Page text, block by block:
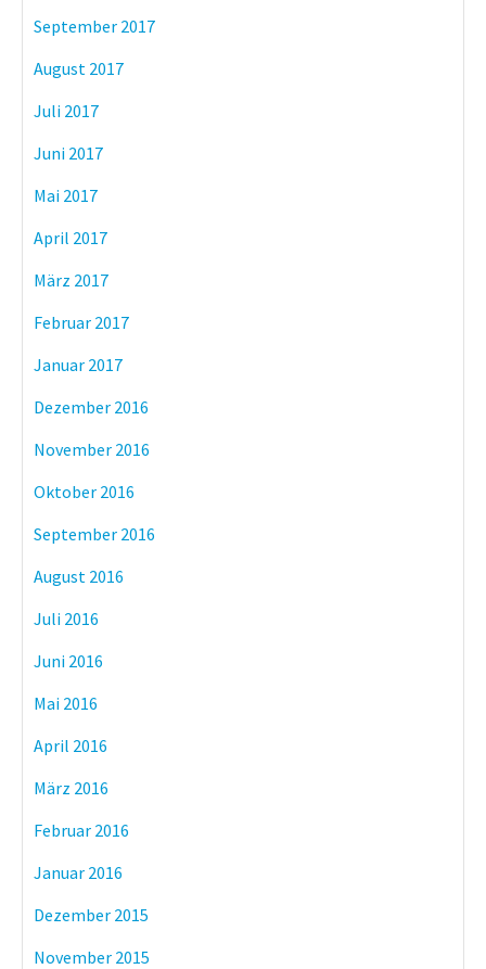
September 2017
August 2017
Juli 2017
Juni 2017
Mai 2017
April 2017
März 2017
Februar 2017
Januar 2017
Dezember 2016
November 2016
Oktober 2016
September 2016
August 2016
Juli 2016
Juni 2016
Mai 2016
April 2016
März 2016
Februar 2016
Januar 2016
Dezember 2015
November 2015